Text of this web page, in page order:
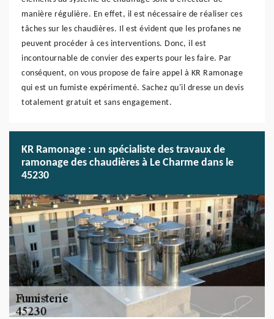
manière régulière. En effet, il est nécessaire de réaliser ces
tâches sur les chaudières. Il est évident que les profanes ne
peuvent procéder à ces interventions. Donc, il est
incontournable de convier des experts pour les faire. Par
conséquent, on vous propose de faire appel à KR Ramonage
qui est un fumiste expérimenté. Sachez qu'il dresse un devis
totalement gratuit et sans engagement.
KR Ramonage : un spécialiste des travaux de
ramonage des chaudières à Le Charme dans le
45230